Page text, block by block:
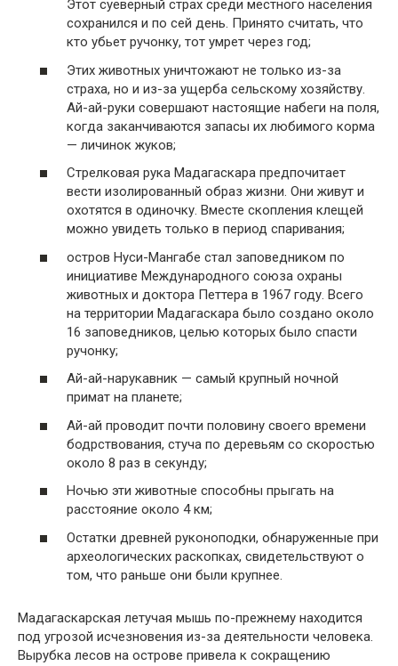
Этот суеверный страх среди местного населения
сохранился и по сей день. Принято считать, что
кто убьет ручонку, тот умрет через год;
Этих животных уничтожают не только из-за
страха, но и из-за ущерба сельскому хозяйству.
Ай-ай-руки совершают настоящие набеги на поля,
когда заканчиваются запасы их любимого корма
— личинок жуков;
Стрелковая рука Мадагаскара предпочитает
вести изолированный образ жизни. Они живут и
охотятся в одиночку. Вместе скопления клещей
можно увидеть только в период спаривания;
остров Нуси-Мангабе стал заповедником по
инициативе Международного союза охраны
животных и доктора Петтера в 1967 году. Всего
на территории Мадагаскара было создано около
16 заповедников, целью которых было спасти
ручонку;
Ай-ай-нарукавник — самый крупный ночной
примат на планете;
Ай-ай проводит почти половину своего времени
бодрствования, стуча по деревьям со скоростью
около 8 раз в секунду;
Ночью эти животные способны прыгать на
расстояние около 4 км;
Остатки древней руконоподки, обнаруженные при
археологических раскопках, свидетельствуют о
том, что раньше они были крупнее.
Мадагаскарская летучая мышь по-прежнему находится
под угрозой исчезновения из-за деятельности человека.
Вырубка лесов на острове привела к сокращению